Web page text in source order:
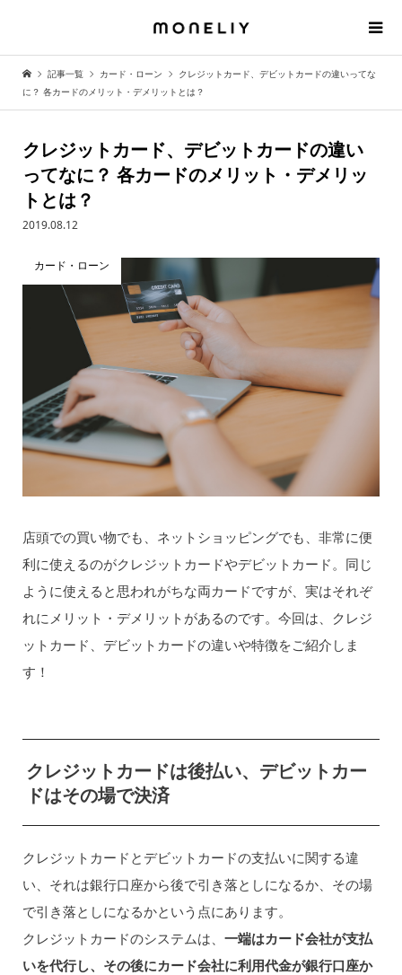
記事一覧 カード・ローン
クレジットカード、デビットカードの違いってな
に？ 各カードのメリット・デメリットとは？
クレジットカード、デビットカードの違い
ってなに？ 各カードのメリット・デメリッ
トとは？
2019.08.12
カード・ローン
店頭での買い物でも、ネットショッピングでも、非常に便
利に使えるのがクレジットカードやデビットカード。同じ
ように使えると思われがちな両カードですが、実はそれぞ
れにメリット・デメリットがあるのです。今回は、クレジ
ットカード、デビットカードの違いや特徴をご紹介しま
す！
クレジットカードは後払い、デビットカー
ドはその場で決済
クレジットカードとデビットカードの支払いに関する違
い、それは銀行口座から後で引き落としになるか、その場
で引き落としになるかという点にあります。
クレジットカードのシステムは、 一端はカード会社が支払
いを代行し、その後にカード会社に利用代金が銀行口座か